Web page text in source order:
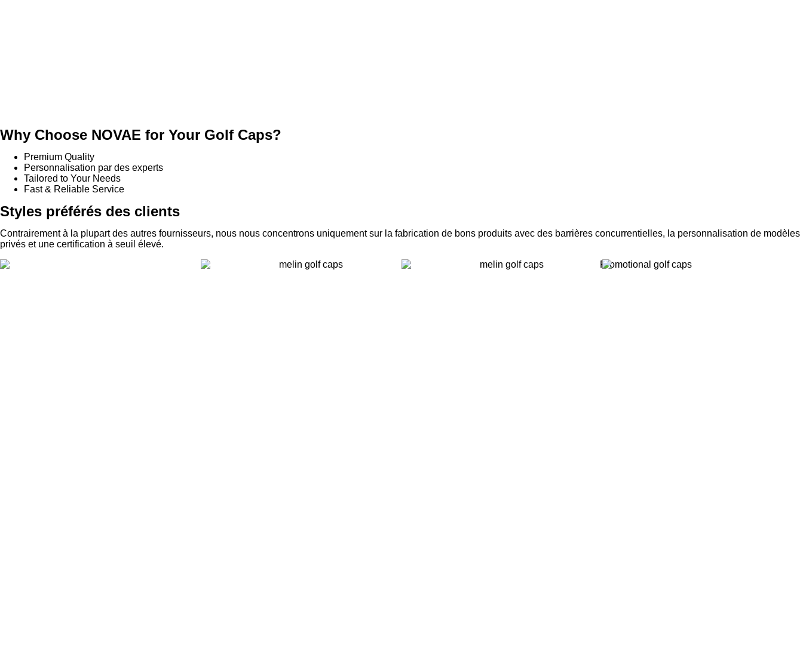
Why Choose NOVAE for Your Golf Caps?
Premium Quality
Personnalisation par des experts
Tailored to Your Needs
Fast & Reliable Service
Styles préférés des clients
Contrairement à la plupart des autres fournisseurs, nous nous concentrons uniquement sur la fabrication de bons produits avec des barrières concurrentielles, la personnalisation de modèles
privés et une certification à seuil élevé.